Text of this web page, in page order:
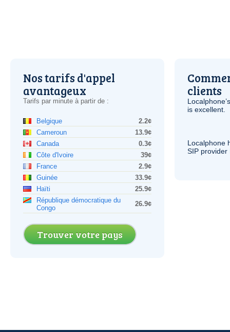
Nos tarifs d'appel
avantageux
Tarifs par minute à partir de :
Belgique
2.2¢
Cameroun
13.9¢
Canada
0.3¢
Côte d'Ivoire
39¢
France
2.9¢
Guinée
33.9¢
Haïti
25.9¢
République démocratique du
Congo
26.9¢
Trouver votre pays
clients
is excellent.
Localphone
SIP provider